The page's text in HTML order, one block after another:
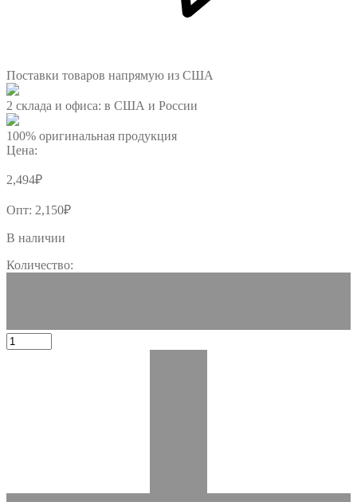
Поставки товаров напрямую из США
2 склада и офиса: в США и России
100% оригинальная продукция
Цена:
2,494₽
Опт: 2,150₽
В наличии
Количество: